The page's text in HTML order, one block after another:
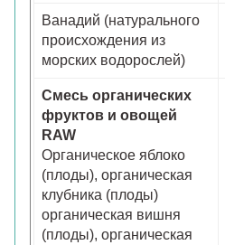
Ванадий (натурального
происхождения из
морских водорослей)
Смесь органических
фруктов и овощей
RAW
Органическое яблоко
(плоды), органическая
клубника (плоды)
органическая вишня
(плоды), органическая